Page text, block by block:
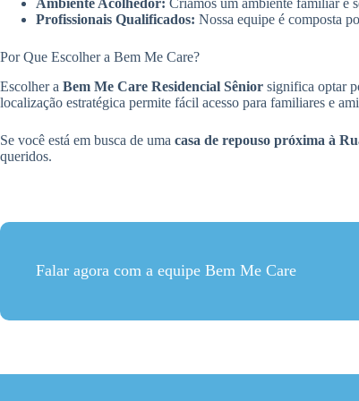
Ambiente Acolhedor: Criamos um ambiente familiar e
Profissionais Qualificados: Nossa equipe é composta
Por Que Escolher a Bem Me Care?
Escolher a Bem Me Care Residencial Sênior significa optar
localização estratégica permite fácil acesso para familiares e
Se você está em busca de uma casa de repouso próxima à
queridos.
Falar agora com a equipe Bem Me Care